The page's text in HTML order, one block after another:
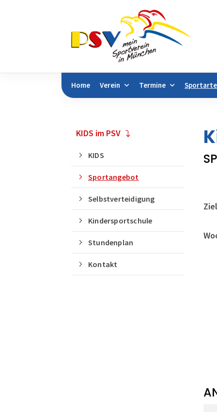
Home Verein Termine
Sie befinden sich hier: Sportarten
KIDS im PSV
KIDS
Sportangebot
Selbstverteidigung
Kindersportschule
Stundenplan
Kontakt